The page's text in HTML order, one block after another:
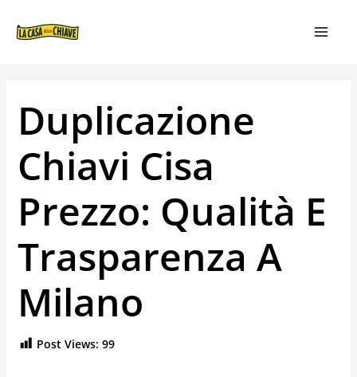
Duplicazione
Chiavi Cisa
Prezzo: Qualità E
Trasparenza A
Milano
Post Views: 99
ARTICOLI